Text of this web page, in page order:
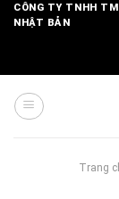
SkipCÔNG TY TNHH
NHẬT BẢN
Trang